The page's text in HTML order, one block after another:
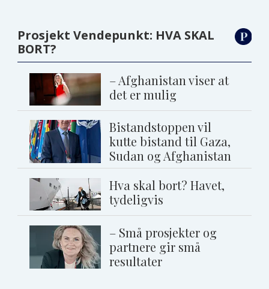
Prosjekt Vendepunkt: HVA SKAL
BORT?
– Afghanistan viser at
det er mulig
Bistandstoppen vil
kutte bistand til Gaza,
Sudan og Afghanistan
Hva skal bort? Havet,
tydeligvis
– Små prosjekter og
partnere gir små
resultater